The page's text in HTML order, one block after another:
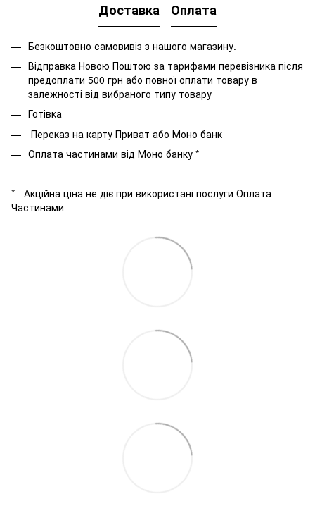
Доставка Оплата
Безкоштовно самовивіз з нашого магазину.
Відправка Новою Поштою за тарифами перевізника після
предоплати 500 грн або повної оплати товару в
залежності від вибраного типу товару
Готівка
Переказ на карту Приват або Моно банк
Оплата частинами від Моно банку *
* - Акційна ціна не діє при використані послуги Оплата
Частинами